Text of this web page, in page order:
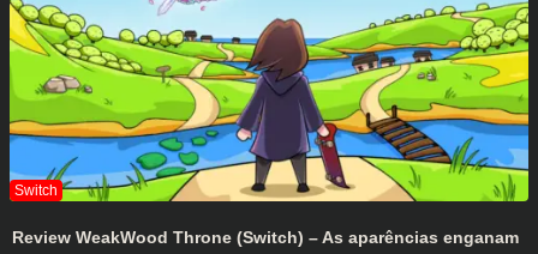
Review WeakWood Throne (Switch) – As aparências enganam